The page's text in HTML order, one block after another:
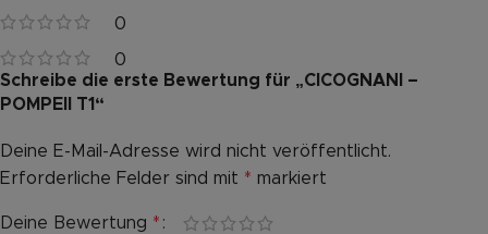
0
0
Schreibe die erste Bewertung für „CICOGNANI –
POMPEII T1“
Deine E-Mail-Adresse wird nicht veröffentlicht.
Erforderliche Felder sind mit * markiert
Deine Bewertung *
Alternative: